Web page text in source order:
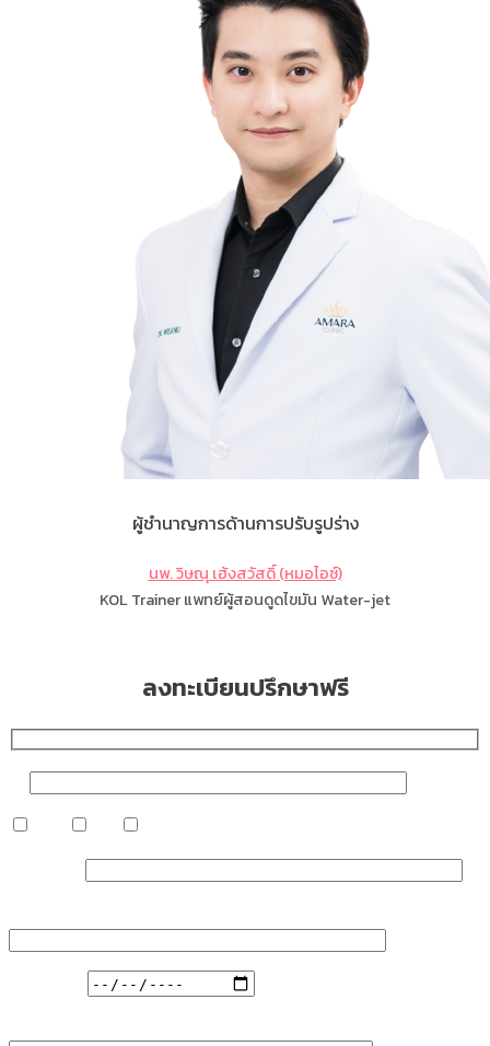
ผู้ชำนาญการด้านการปรับรูปร่าง
นพ. วิษณุ เฮ้งสวัสดิ์ (หมอไอซ์)
KOL Trainer แพทย์ผู้สอนดูดไขมัน Water-jet
ลงทะเบียนปรึกษาฟรี